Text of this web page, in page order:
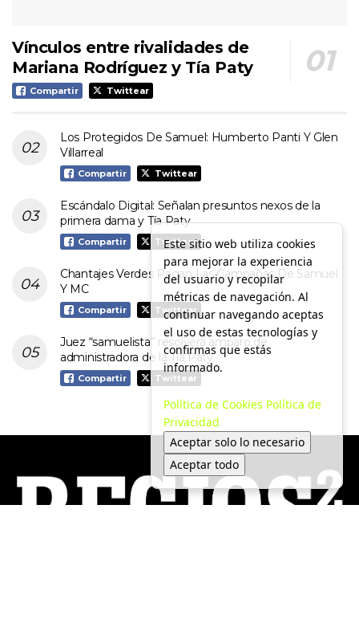
Vínculos entre rivalidades de
Mariana Rodríguez y Tía Paty
Compartir Twittear
Los Protegidos De Samuel: Humberto Panti Y Glen
Villarreal
Compartir Twittear
Escándalo Digital: Señalan presuntos nexos de la
primera dama y Tía Paty
Compartir Twittear
Chantajes Verdes Pagan Las Campañas De Samuel
Y MC
Compartir Twittear
Juez “samuelista” resolverá amparo de
administradora de la Tía Paty
Compartir Twittear
Este sitio web utiliza cookies
para mejorar la experiencia
del usuario y recopilar
métricas de navegación. Al
continuar navegando aceptas
el uso de estas tecnologías y
confirmas que estás
informado.
Política de Cookies Política de
Privacidad
Aceptar solo lo necesario
Aceptar todo